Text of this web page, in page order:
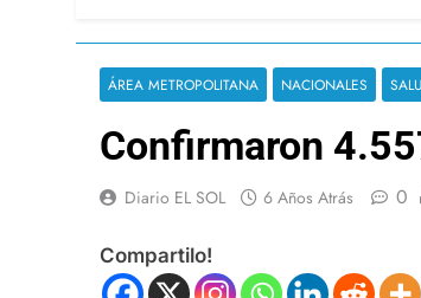
ÁREA METROPOLITANA NACIONALES
Confirmaron
Diario EL SOL 6 Años Atrás 0
Compartilo!